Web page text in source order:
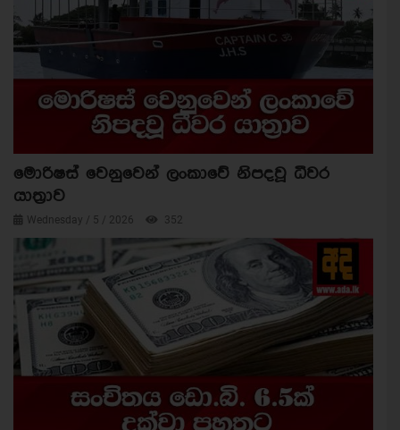
මොරිෂස් වෙනුවෙන් ලංකාවේ නිපදවූ ධීවර
යාත්‍රාව
Wednesday / 5 / 2026 352